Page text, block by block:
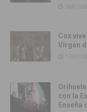
18/07/
Cox
Virgen
17/07/
con la
Enseña